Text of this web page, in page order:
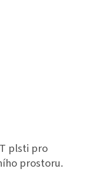
plsti pro
prostoru.